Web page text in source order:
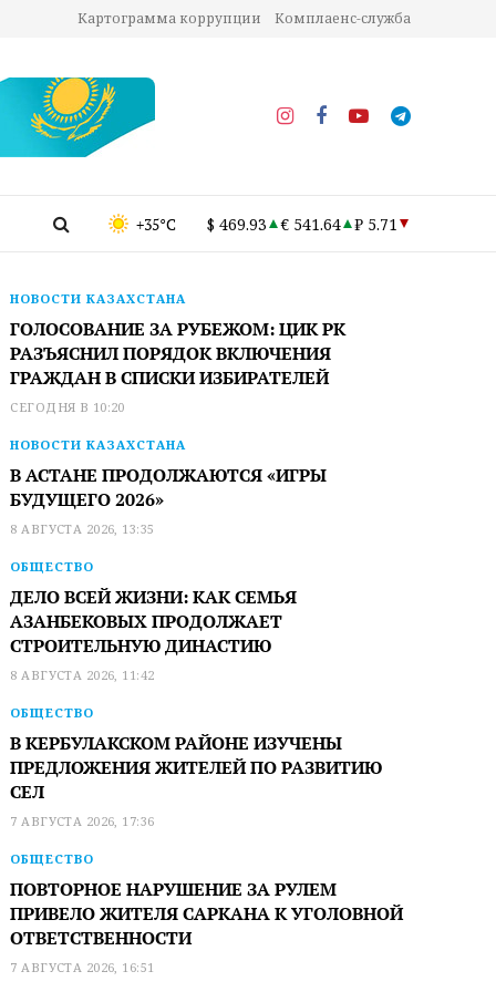
Картограмма коррупции Комплаенс-служба
+35°C $ 469.93 € 541.64 ₽ 5.71
НОВОСТИ КАЗАХСТАНА
ГОЛОСОВАНИЕ ЗА РУБЕЖОМ: ЦИК РК
РАЗЪЯСНИЛ ПОРЯДОК ВКЛЮЧЕНИЯ
ГРАЖДАН В СПИСКИ ИЗБИРАТЕЛЕЙ
СЕГОДНЯ В 10:20
НОВОСТИ КАЗАХСТАНА
В АСТАНЕ ПРОДОЛЖАЮТСЯ «ИГРЫ
БУДУЩЕГО 2026»
8 АВГУСТА 2026, 13:35
ОБЩЕСТВО
ДЕЛО ВСЕЙ ЖИЗНИ: КАК СЕМЬЯ
АЗАНБЕКОВЫХ ПРОДОЛЖАЕТ
СТРОИТЕЛЬНУЮ ДИНАСТИЮ
8 АВГУСТА 2026, 11:42
ОБЩЕСТВО
В КЕРБУЛАКСКОМ РАЙОНЕ ИЗУЧЕНЫ
ПРЕДЛОЖЕНИЯ ЖИТЕЛЕЙ ПО РАЗВИТИЮ
СЕЛ
7 АВГУСТА 2026, 17:36
ОБЩЕСТВО
ПОВТОРНОЕ НАРУШЕНИЕ ЗА РУЛЕМ
ПРИВЕЛО ЖИТЕЛЯ САРКАНА К УГОЛОВНОЙ
ОТВЕТСТВЕННОСТИ
7 АВГУСТА 2026, 16:51